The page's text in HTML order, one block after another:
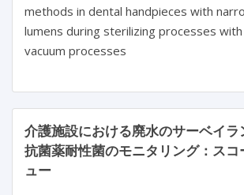
methods in dental handpieces with
lumens during sterilizing processes
vacuum processes
介護施設における廃水のサーベイラ
抗菌薬耐性菌のモニタリング：ス
ュー